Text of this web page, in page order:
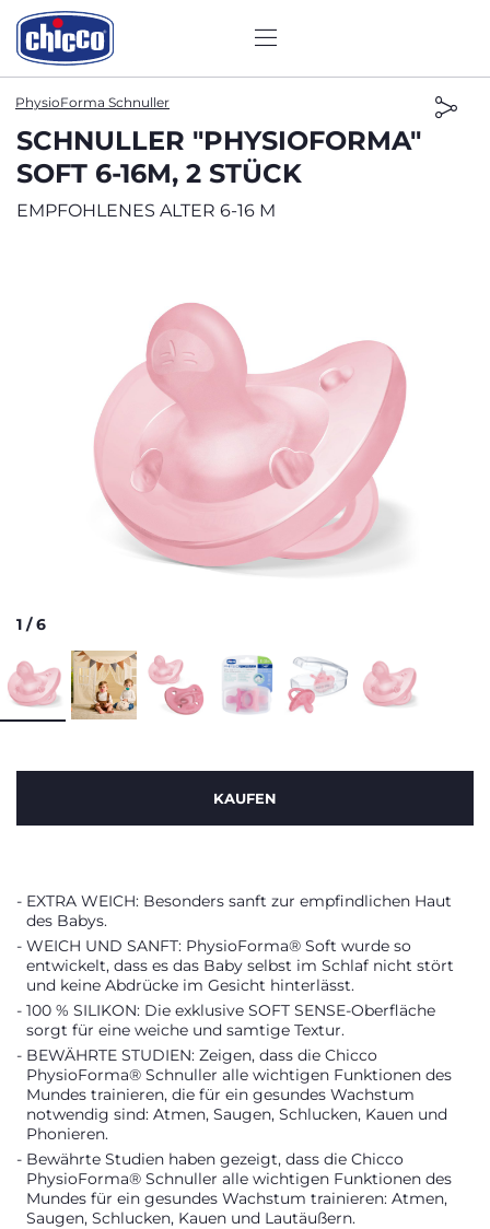
PhysioForma Schnuller
SCHNULLER "PHYSIOFORMA"
SOFT 6-16M, 2 STÜCK
EMPFOHLENES ALTER 6-16 M
1 /6
KAUFEN
EXTRA WEICH: Besonders sanft zur empfindlichen Haut
des Babys.
WEICH UND SANFT: PhysioForma® Soft wurde so
entwickelt, dass es das Baby selbst im Schlaf nicht stört
und keine Abdrücke im Gesicht hinterlässt.
100 % SILIKON: Die exklusive SOFT SENSE-Oberfläche
sorgt für eine weiche und samtige Textur.
BEWÄHRTE STUDIEN: Zeigen, dass die Chicco
PhysioForma® Schnuller alle wichtigen Funktionen des
Mundes trainieren, die für ein gesundes Wachstum
notwendig sind: Atmen, Saugen, Schlucken, Kauen und
Phonieren.
Bewährte Studien haben gezeigt, dass die Chicco
PhysioForma® Schnuller alle wichtigen Funktionen des
Mundes für ein gesundes Wachstum trainieren: Atmen,
Saugen, Schlucken, Kauen und Lautäußern.